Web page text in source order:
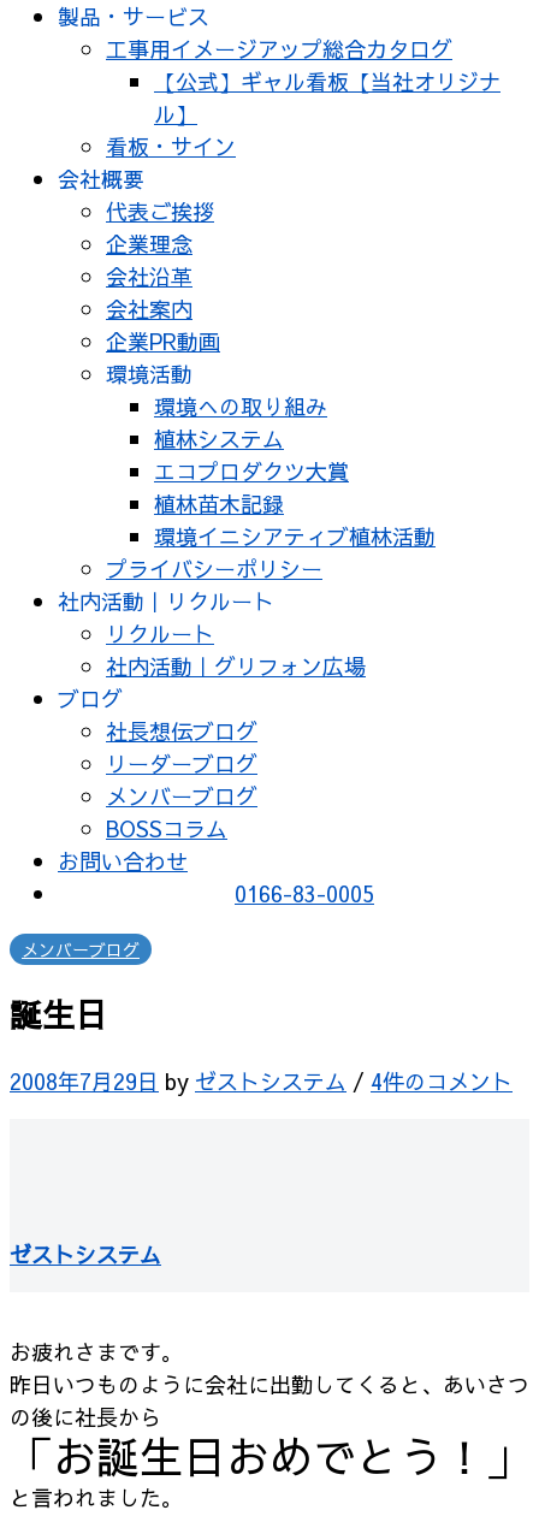
製品・サービス
工事用イメージアップ総合カタログ
【公式】ギャル看板【当社オリジナ
ル】
看板・サイン
会社概要
代表ご挨拶
企業理念
会社沿革
会社案内
企業PR動画
環境活動
環境への取り組み
植林システム
エコプロダクツ大賞
植林苗木記録
環境イニシアティブ植林活動
プライバシーポリシー
社内活動｜リクルート
リクルート
社内活動｜グリフォン広場
ブログ
社長想伝ブログ
リーダーブログ
メンバーブログ
BOSSコラム
お問い合わせ
0166-83-0005
メンバーブログ
誕生日
2008年7月29日 by ゼストシステム / 4件のコメント
ゼストシステム
お疲れさまです。
昨日いつものように会社に出勤してくると、あいさつ
の後に社長から
「お誕生日おめでとう！」
と言われました。